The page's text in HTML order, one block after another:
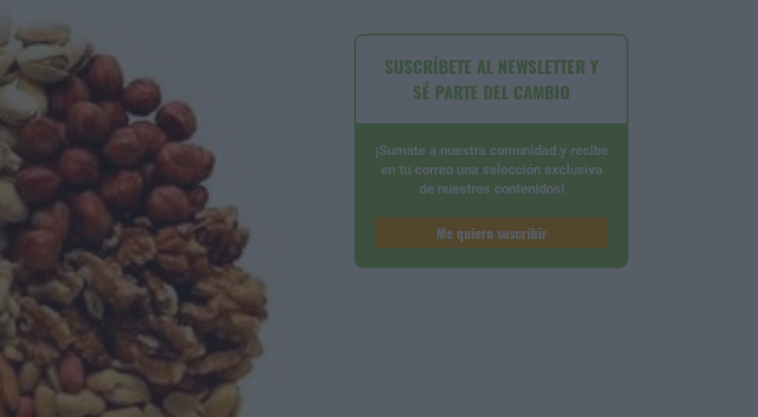
SUSCRÍBETE AL NEWSLETTER Y
SÉ PARTE DEL CAMBIO
¡Sumate a nuestra comunidad y recibe
en tu correo una selección exclusiva
de nuestros contenidos!
Me quiero suscribir